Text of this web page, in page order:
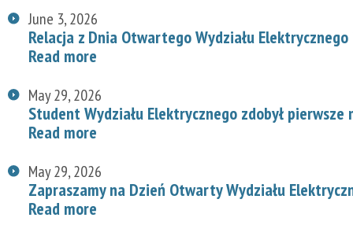
June 3, 2026
Relacja z Dnia Otwartego Wydziału
Read more
May 29, 2026
Student Wydziału Elektrycznego zdobył
Read more
May 29, 2026
Zapraszamy na Dzień Otwarty Wydziału
Read more